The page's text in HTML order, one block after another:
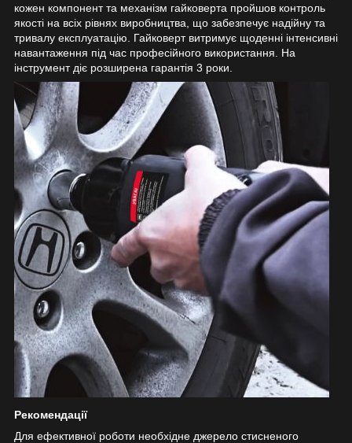
кожен компонент та механізм гайковерта пройшов контроль
якості на всіх рівнях виробництва, що забезпечує надійну та
тривалу експлуатацію. Гайковерт витримує щоденні інтенсивні
навантаження під час професійного використання. На
інструмент діє розширена гарантія 3 роки.
Рекомендації
Для ефективної роботи необхідне джерело стисненого